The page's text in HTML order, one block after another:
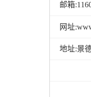
邮箱
网址
地址:景